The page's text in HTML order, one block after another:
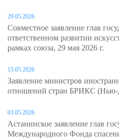
29.05.2026
Совместное заявление глав
ответственном развитии
рамках союза, 29 мая 2026 г.
15.05.2026
Заявление министров
отношений стран БРИКС (Нью-
03.05.2026
Астанинское заявление глав
Международного Фонда